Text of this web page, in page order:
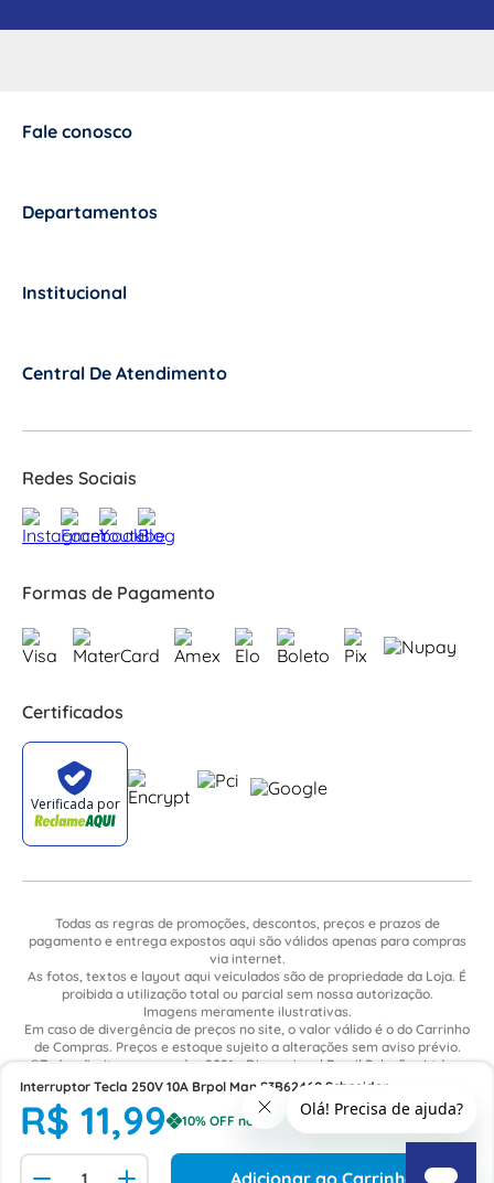
Interruptor Tecla 250V 10A Brpol Man S3B62460 Schneider
R$ 11,99
Adicionar ao Carrinho
Fale conosco
Departamentos
Institucional
Central De Atendimento
Redes Sociais
Formas de Pagamento
Certificados
Todas as regras de promoções, descontos, preços e prazos de
pagamento e entrega expostos aqui são válidos apenas para compras
via internet.
As fotos, textos e layout aqui veiculados são de propriedade da Loja. É
proibida a utilização total ou parcial sem nossa autorização.
Imagens meramente ilustrativas.
Em caso de divergência de preços no site, o valor válido é o do Carrinho
de Compras. Preços e estoque sujeito a alterações sem aviso prévio.
©Todos direitos reservados 2021 - Dimensional Brasil Soluções Ltda. -
CNPJ: 06.913.480/0015-63 - Avenida Armando Ragonha, 190 - Bairro
Village Limeira. Pavilhão Sítio São João - Limeira - SP / CEP: 13.481-316